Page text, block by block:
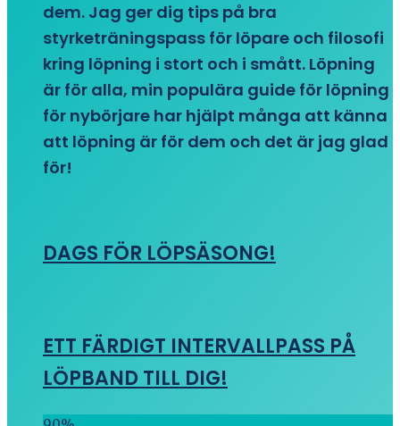
dem. Jag ger dig tips på bra
styrketräningspass för löpare och filosofi
kring löpning i stort och i smått. Löpning
är för alla, min populära guide för löpning
för nybörjare har hjälpt många att känna
att löpning är för dem och det är jag glad
för!
DAGS FÖR LÖPSÄSONG!
ETT FÄRDIGT INTERVALLPASS PÅ
LÖPBAND TILL DIG!